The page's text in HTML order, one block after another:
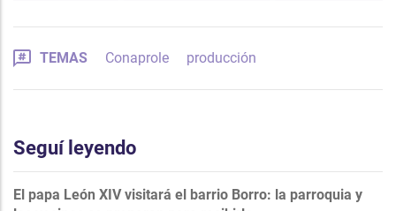
TEMAS Conaprole producción
Seguí leyendo
El papa León XIV visitará el barrio Borro: la parroquia y